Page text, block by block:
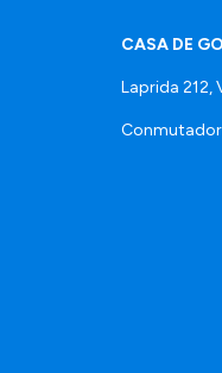
CASA DE
Laprida 212,